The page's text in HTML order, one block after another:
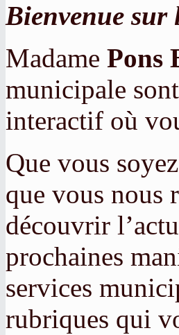
Bienvenue sur
Madame Pons
municipale
interactif où
Que vous
que vous nous
découvrir
prochaines
services
rubriques qui